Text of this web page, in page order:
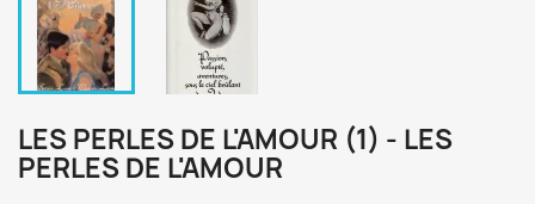
LES PERLES DE L'AMOUR (1) - LES
PERLES DE L'AMOUR